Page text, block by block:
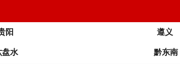
阳 遵义
盘水 黔东南